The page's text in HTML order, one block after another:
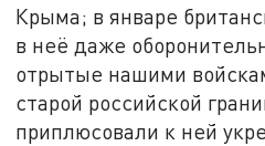
Крыма; в январе
в неё даже
отрытые нашими
старой российской
приплюсовали к ней